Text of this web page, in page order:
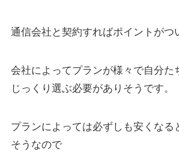
通信会社と契約すればポイントがつ
会社によってプランが様々で自分た
じっくり選ぶ必要がありそうです。
プランによっては必ずしも安くなる
そうなので